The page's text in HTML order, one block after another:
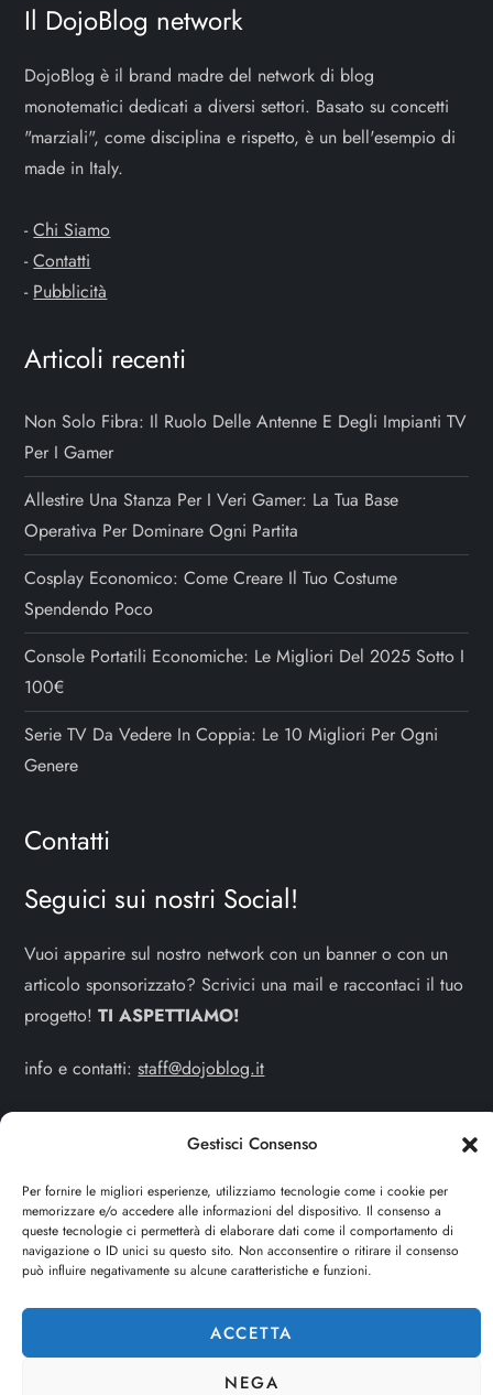
Gestisci Consenso
Per fornire le migliori esperienze, utilizziamo tecnologie come i cookie per
memorizzare e/o accedere alle informazioni del dispositivo. Il consenso a
queste tecnologie ci permetterà di elaborare dati come il comportamento di
navigazione o ID unici su questo sito. Non acconsentire o ritirare il consenso
può influire negativamente su alcune caratteristiche e funzioni.
ACCETTA
NEGA
Il DojoBlog network
DojoBlog è il brand madre del network di blog
monotematici dedicati a diversi settori. Basato su concetti
"marziali", come disciplina e rispetto, è un bell'esempio di
made in Italy.
-Chi Siamo
-Contatti
- Pubblicità
Articoli recenti
Non Solo Fibra: Il Ruolo Delle Antenne E Degli Impianti TV
Per I Gamer
Allestire Una Stanza Per I Veri Gamer: La Tua Base
Operativa Per Dominare Ogni Partita
Cosplay Economico: Come Creare Il Tuo Costume
Spendendo Poco
Console Portatili Economiche: Le Migliori Del 2025 Sotto I
100€
Serie TV Da Vedere In Coppia: Le 10 Migliori Per Ogni
Genere
Contatti
Seguici sui nostri Social!
Vuoi apparire sul nostro network con un banner o con un
articolo sponsorizzato? Scrivici una mail e raccontaci il tuo
progetto!TI ASPETTIAMO!
info e contatti:staff@dojoblog.it
dojoblog.it di proprietà della ReadMore ADV
legale in Via delle Sirene 34 - Roma - P.iva:
IT13402731007
Cerca
CERCA